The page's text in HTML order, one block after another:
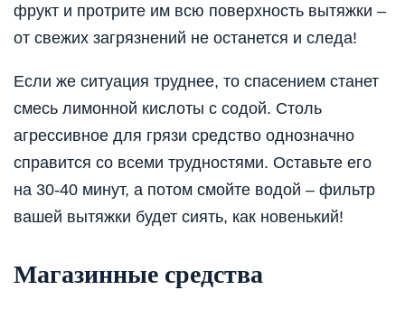
фрукт и протрите им всю поверхность вытяжки –
от свежих загрязнений не останется и следа!
Если же ситуация труднее, то спасением станет
смесь лимонной кислоты с содой. Столь
агрессивное для грязи средство однозначно
справится со всеми трудностями. Оставьте его
на 30-40 минут, а потом смойте водой – фильтр
вашей вытяжки будет сиять, как новенький!
Магазинные средства